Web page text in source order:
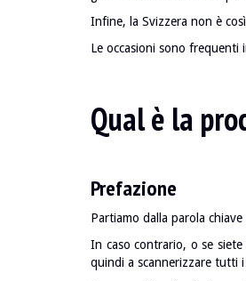
Infine, la Svizzera non è
Le occasioni sono frequenti
Qual è la
Prefazione
Partiamo dalla parola
In caso contrario, o se
quindi a scannerizzare tutti